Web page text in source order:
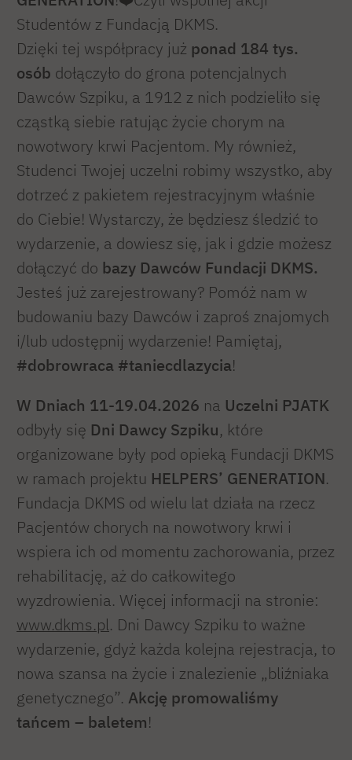
Studentów z Fundacją DKMS.
Dzięki tej współpracy już ponad 184 tys.
osób dołączyło do grona potencjalnych
Dawców Szpiku, a 1912 z nich podzieliło się
cząstką siebie ratując życie chorym na
nowotwory krwi Pacjentom. My również,
Studenci Twojej uczelni robimy wszystko, aby
dotrzeć z pakietem rejestracyjnym właśnie
do Ciebie! Wystarczy, że będziesz śledzić to
wydarzenie, a dowiesz się, jak i gdzie możesz
dołączyć do bazy Dawców Fundacji DKMS.
Jesteś już zarejestrowany? Pomóż nam w
budowaniu bazy Dawców i zaproś znajomych
i/lub udostępnij wydarzenie! Pamiętaj,
#dobrowraca #taniecdlazycia!
W Dniach 11-19.04.2026 na Uczelni PJATK
odbyły się Dni Dawcy Szpiku, które
organizowane były pod opieką Fundacji DKMS
w ramach projektu HELPERS’ GENERATION.
Fundacja DKMS od wielu lat działa na rzecz
Pacjentów chorych na nowotwory krwi i
wspiera ich od momentu zachorowania, przez
rehabilitację, aż do całkowitego
wyzdrowienia. Więcej informacji na stronie:
www.dkms.pl. Dni Dawcy Szpiku to ważne
wydarzenie, gdyż każda kolejna rejestracja, to
nowa szansa na życie i znalezienie „bliźniaka
genetycznego”. Akcję promowaliśmy
tańcem – baletem!